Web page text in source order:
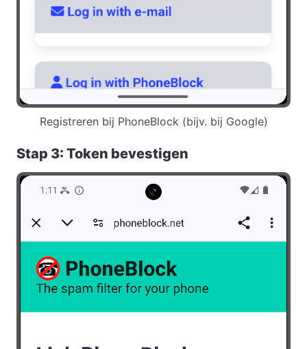
Registreren bij PhoneBlock (bijv. bij Google)
Stap 3: Token bevestigen